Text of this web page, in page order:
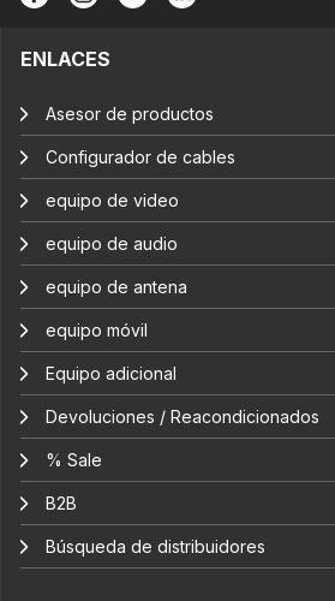
ENLACES
Asesor de productos
Configurador de cables
equipo de video
equipo de audio
equipo de antena
equipo móvil
Equipo adicional
Devoluciones / Reacondicionados
% Sale
B2B
Búsqueda de distribuidores